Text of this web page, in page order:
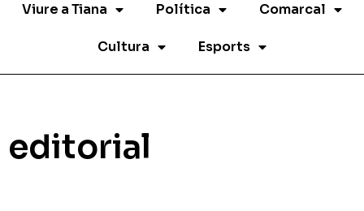
Viure a Tiana Política Comarcal
Cultura Esports
editorial